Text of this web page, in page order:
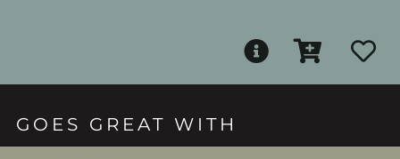
GOES GREAT WITH